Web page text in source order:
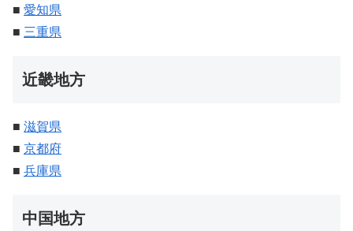
■ 愛知県
■ 三重県
近畿地方
■ 滋賀県
■ 京都府
■ 兵庫県
中国地方